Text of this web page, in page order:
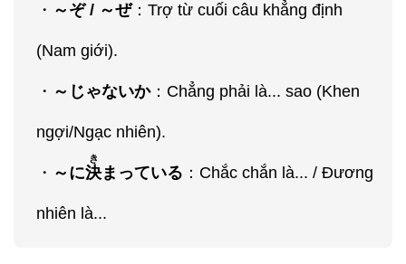
・ ～ぞ / ～ぜ：Trợ từ cuối câu khẳng định
(Nam giới).
・ ～じゃないか：Chẳng phải là... sao (Khen
ngợi/Ngạc nhiên).
・ ～に決
き
まっている ：Chắc chắn là... / Đương
nhiên là...